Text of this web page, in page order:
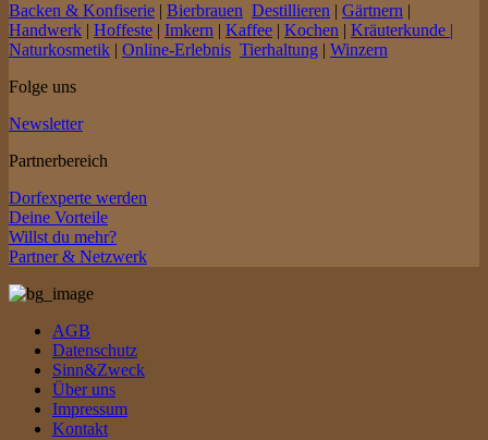
Backen & Konfiserie | Bierbrauen Destillieren | Gärtnern |
Handwerk | Hoffeste | Imkern | Kaffee | Kochen | Kräuterkunde |
Naturkosmetik | Online-Erlebnis Tierhaltung | Winzern
Folge uns
Newsletter
Partnerbereich
Dorfexperte werden
Deine Vorteile
Willst du mehr?
Partner & Netzwerk
AGB
Datenschutz
Sinn&Zweck
Über uns
Impressum
Kontakt